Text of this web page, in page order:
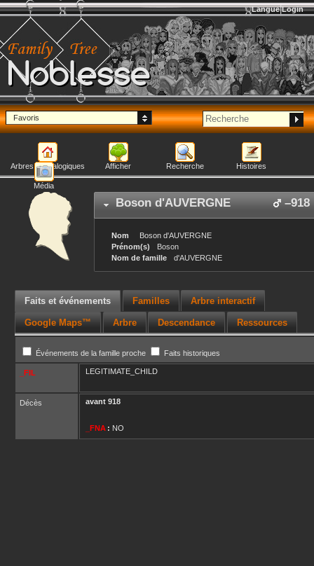
Noblesse
Langue Login
Favoris
Arbres généalogiques Afficher Recherche Histoires
Média
Boson d'AUVERGNE –918
Nom Boson d'AUVERGNE
Prénom(s)
Boson
Nom de famille
d'AUVERGNE
Faits et événements Familles Arbre interactif
Google Maps™ Arbre Descendance Ressources
Événements de la famille proche Faits historiques
_FIL LEGITIMATE_CHILD
Décès avant 918
_FNA : NO